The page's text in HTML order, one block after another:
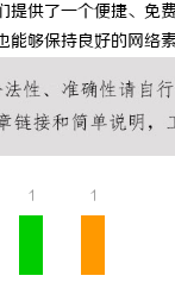
供了一个便捷、
够保持良好的网络
1 1
汉配眼镜 上海配眼镜